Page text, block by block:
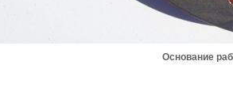
Основание